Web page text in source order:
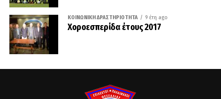
ΚΟΙΝΩΝΙΚΉ ΔΡΑΣΤΗΡΙΌΤΗΤΑ 9 έτη ago
Χοροεσπερίδα έτους 2017